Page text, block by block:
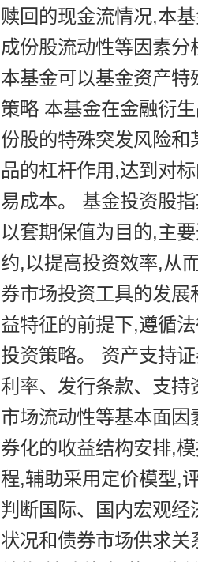
赎回的现金流情况,本
成份股流动性等因素
本基金可以基金资产
策略 本基金在金融衍
份股的特殊突发风险
品的杠杆作用,达到对
易成本。 基金投资股
以套期保值为目的,主
约,以提高投资效率,从
券市场投资工具的发
益特征的前提下,遵循
投资策略。 资产支持
利率、发行条款、支
市场流动性等基本面
券化的收益结构安排,
程,辅助采用定价模型,
判断国际、国内宏观
状况和债券市场供求